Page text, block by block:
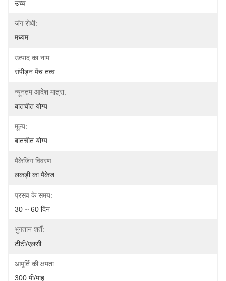
उच्च
जंग रोधी:
मध्यम
उत्पाद का नाम:
संपीड़न पेंच तत्व
न्यूनतम आदेश मात्रा:
बातचीत योग्य
मूल्य:
बातचीत योग्य
पैकेजिंग विवरण:
लकड़ी का पैकेज
प्रसव के समय:
30 ~ 60 दिन
भुगतान शर्तें:
टीटी/एलसी
आपूर्ति की क्षमता:
300 मी/माह